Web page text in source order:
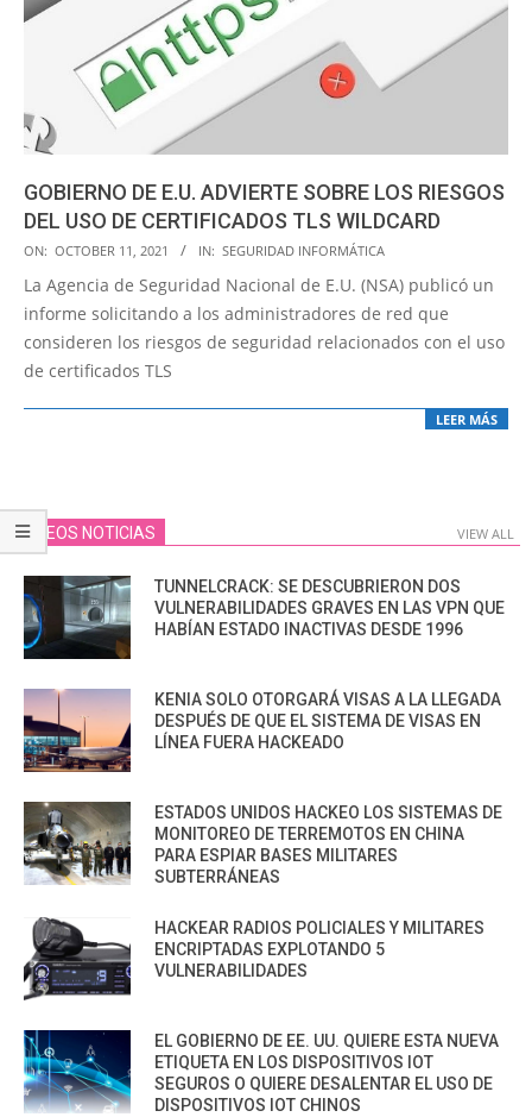
GOBIERNO DE E.U. ADVIERTE SOBRE LOS RIESGOS
DEL USO DE CERTIFICADOS TLS WILDCARD
2021-
10-
11
ON: OCTOBER 11, 2021 IN: SEGURIDAD INFORMÁTICA
La Agencia de Seguridad Nacional de E.U. (NSA) publicó un
informe solicitando a los administradores de red que
consideren los riesgos de seguridad relacionados con el uso
de certificados TLS
LEER MÁS
VIDEOS NOTICIAS VIEW ALL
TUNNELCRACK: SE DESCUBRIERON DOS
VULNERABILIDADES GRAVES EN LAS VPN QUE
HABÍAN ESTADO INACTIVAS DESDE 1996
KENIA SOLO OTORGARÁ VISAS A LA LLEGADA
DESPUÉS DE QUE EL SISTEMA DE VISAS EN
LÍNEA FUERA HACKEADO
ESTADOS UNIDOS HACKEO LOS SISTEMAS DE
MONITOREO DE TERREMOTOS EN CHINA
PARA ESPIAR BASES MILITARES
SUBTERRÁNEAS
HACKEAR RADIOS POLICIALES Y MILITARES
ENCRIPTADAS EXPLOTANDO 5
VULNERABILIDADES
EL GOBIERNO DE EE. UU. QUIERE ESTA NUEVA
ETIQUETA EN LOS DISPOSITIVOS IOT
SEGUROS O QUIERE DESALENTAR EL USO DE
DISPOSITIVOS IOT CHINOS